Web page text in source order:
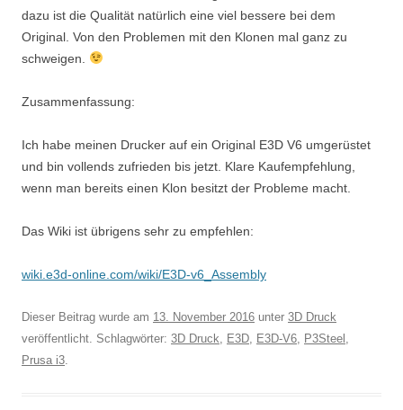
dazu ist die Qualität natürlich eine viel bessere bei dem
Original. Von den Problemen mit den Klonen mal ganz zu
schweigen.
Zusammenfassung:
Ich habe meinen Drucker auf ein Original E3D V6 umgerüstet
und bin vollends zufrieden bis jetzt. Klare Kaufempfehlung,
wenn man bereits einen Klon besitzt der Probleme macht.
Das Wiki ist übrigens sehr zu empfehlen:
wiki.e3d-online.com/wiki/E3D-v6_Assembly
Dieser Beitrag wurde am 13. November 2016 unter 3D Druck
veröffentlicht. Schlagwörter: 3D Druck, E3D, E3D-V6, P3Steel ,
Prusa i3.